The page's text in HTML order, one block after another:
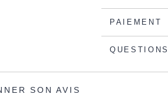
PAIEMENT
SON AVIS